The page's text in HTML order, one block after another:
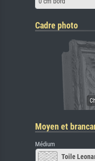
Cadre photo
Moyen et
Médium
Toile